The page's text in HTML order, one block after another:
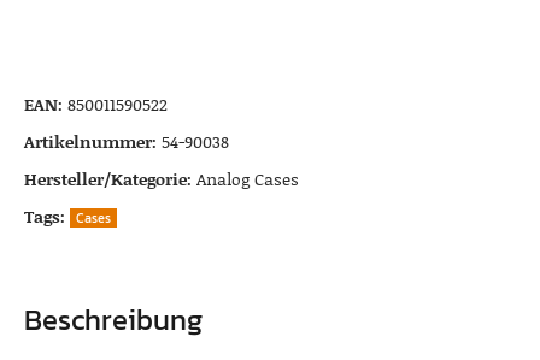
EAN: 850011590522
Artikelnummer: 54-90038
Hersteller/Kategorie: Analog Cases
Tags:
Cases
Beschreibung